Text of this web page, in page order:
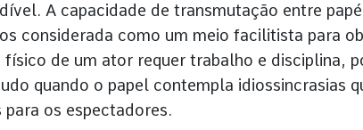
A capacidade de transmutação entre
considerada como um meio facilitista para
de um ator requer trabalho e disciplina,
quando o papel contempla idiossincrasias
os espectadores.